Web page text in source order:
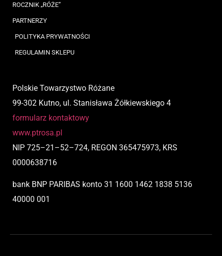
ROCZNIK „RÓŻE”
PARTNERZY
POLITYKA PRYWATNOŚCI
REGULAMIN SKLEPU
Polskie Towarzystwo Różane
99-302 Kutno, ul. Stanisława Żółkiewskiego 4
formularz kontaktowy
www.ptrosa.pl
NIP 725–21 –52–724, REGON 365475973, KRS
0000638716
bank BNP PARIBAS konto 31 1600 1462 1838 5136
40000 001